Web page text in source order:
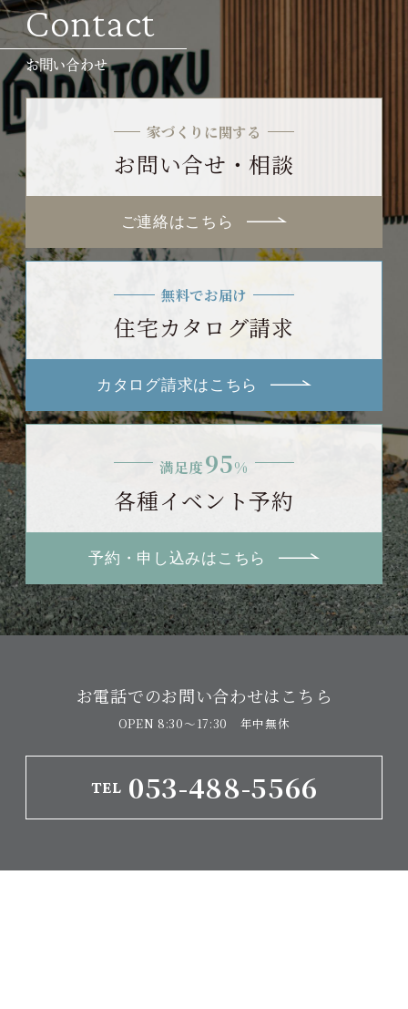
Contact
お問い合わせ
家づくりに関する
お問い合せ・相談
ご連絡はこちら
無料でお届け
住宅カタログ請求
カタログ請求はこちら
満足度95%
各種イベント予約
予約・申し込みはこちら
お電話でのお問い合わせはこちら
TEL 053-488-5566
OPEN 8:30〜17:30 年中無休